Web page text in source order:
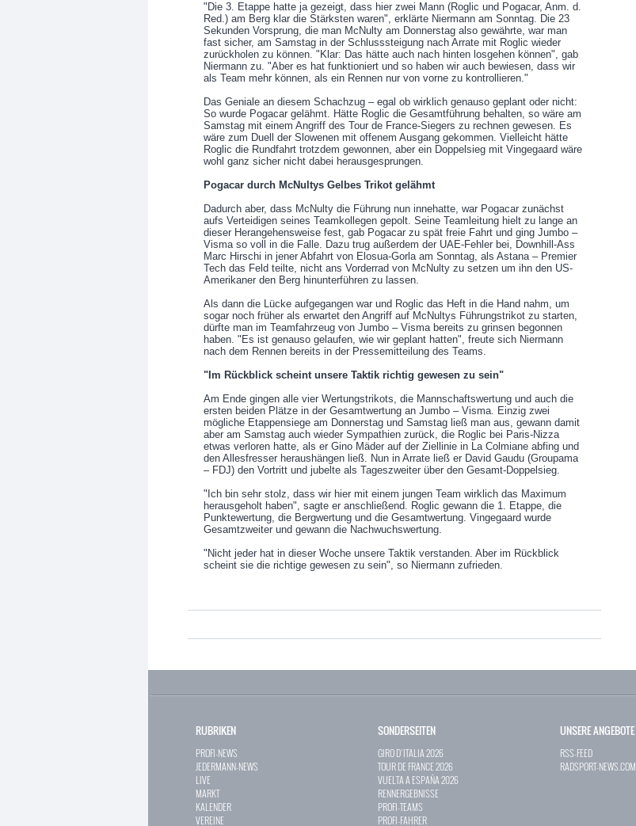
"Die 3. Etappe hatte ja gezeigt, dass hier zwei Mann (Roglic und Pogacar, Anm. d.
Red.) am Berg klar die Stärksten waren", erklärte Niermann am Sonntag. Die 23
Sekunden Vorsprung, die man McNulty am Donnerstag also gewährte, war man
fast sicher, am Samstag in der Schlusssteigung nach Arrate mit Roglic wieder
zurückholen zu können. "Klar: Das hätte auch nach hinten losgehen können", gab
Niermann zu. "Aber es hat funktioniert und so haben wir auch bewiesen, dass wir
als Team mehr können, als ein Rennen nur von vorne zu kontrollieren."
Das Geniale an diesem Schachzug – egal ob wirklich genauso geplant oder nicht:
So wurde Pogacar gelähmt. Hätte Roglic die Gesamtführung behalten, so wäre am
Samstag mit einem Angriff des Tour de France-Siegers zu rechnen gewesen. Es
wäre zum Duell der Slowenen mit offenem Ausgang gekommen. Vielleicht hätte
Roglic die Rundfahrt trotzdem gewonnen, aber ein Doppelsieg mit Vingegaard wäre
wohl ganz sicher nicht dabei herausgesprungen.
Pogacar durch McNultys Gelbes Trikot gelähmt
Dadurch aber, dass McNulty die Führung nun innehatte, war Pogacar zunächst
aufs Verteidigen seines Teamkollegen gepolt. Seine Teamleitung hielt zu lange an
dieser Herangehensweise fest, gab Pogacar zu spät freie Fahrt und ging Jumbo –
Visma so voll in die Falle. Dazu trug außerdem der UAE-Fehler bei, Downhill-Ass
Marc Hirschi in jener Abfahrt von Elosua-Gorla am Sonntag, als Astana – Premier
Tech das Feld teilte, nicht ans Vorderrad von McNulty zu setzen um ihn den US-
Amerikaner den Berg hinunterführen zu lassen.
Als dann die Lücke aufgegangen war und Roglic das Heft in die Hand nahm, um
sogar noch früher als erwartet den Angriff auf McNultys Führungstrikot zu starten,
dürfte man im Teamfahrzeug von Jumbo – Visma bereits zu grinsen begonnen
haben. "Es ist genauso gelaufen, wie wir geplant hatten", freute sich Niermann
nach dem Rennen bereits in der Pressemitteilung des Teams.
"Im Rückblick scheint unsere Taktik richtig gewesen zu sein"
Am Ende gingen alle vier Wertungstrikots, die Mannschaftswertung und auch die
ersten beiden Plätze in der Gesamtwertung an Jumbo – Visma. Einzig zwei
mögliche Etappensiege am Donnerstag und Samstag ließ man aus, gewann damit
aber am Samstag auch wieder Sympathien zurück, die Roglic bei Paris-Nizza
etwas verloren hatte, als er Gino Mäder auf der Ziellinie in La Colmiane abfing und
den Allesfresser heraushängen ließ. Nun in Arrate ließ er David Gaudu (Groupama
– FDJ) den Vortritt und jubelte als Tageszweiter über den Gesamt-Doppelsieg.
"Ich bin sehr stolz, dass wir hier mit einem jungen Team wirklich das Maximum
herausgeholt haben", sagte er anschließend. Roglic gewann die 1. Etappe, die
Punktewertung, die Bergwertung und die Gesamtwertung. Vingegaard wurde
Gesamtzweiter und gewann die Nachwuchswertung.
"Nicht jeder hat in dieser Woche unsere Taktik verstanden. Aber im Rückblick
scheint sie die richtige gewesen zu sein", so Niermann zufrieden.
RUBRIKEN
PROFI-NEWS
JEDERMANN-NEWS
LIVE
MARKT
KALENDER
VEREINE
SONDERSEITEN
GIRO D`ITALIA 2026
TOUR DE FRANCE 2026
VUELTA A ESPAÑA 2026
RENNERGEBNISSE
PROFI-TEAMS
PROFI-FAHRER
UNSERE ANGEBOTE
RSS-FEED
RADSPORT-NEWS.COM